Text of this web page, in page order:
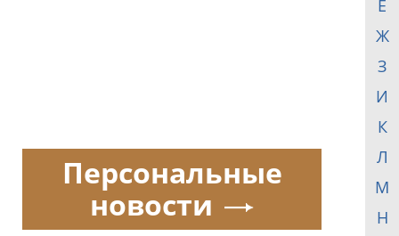
Е
Ж
З
И
К
Л
М
Н
Персональные
новости